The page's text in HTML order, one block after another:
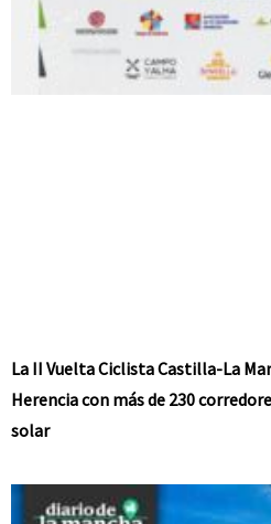
La II Vuelta Ciclista Castilla-La
Herencia con más de 230
solar